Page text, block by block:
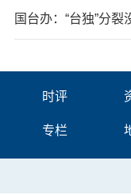
国台办：“台独”分
时评
专栏